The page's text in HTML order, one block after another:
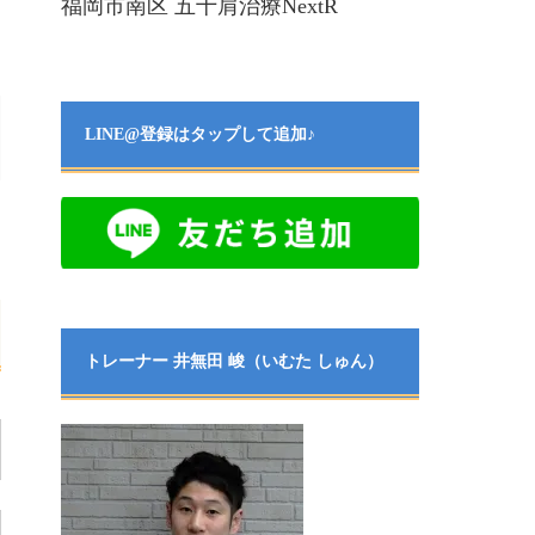
福岡市南区 五十肩治療NextR
LINE@登録はタップして追加♪
トレーナー 井無田 峻（いむた しゅん）